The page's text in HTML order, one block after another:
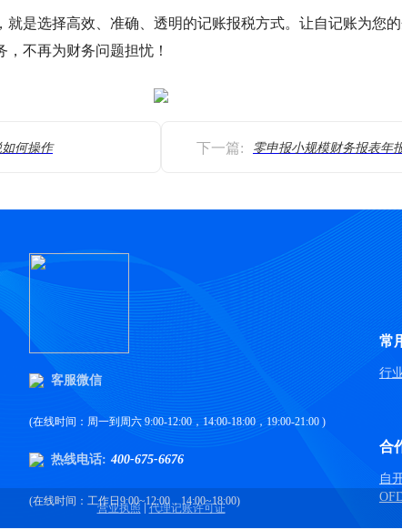
就是选择高效、准确、透明的记账报税方式。让自记账为您
不再为财务问题担忧！
何操作 下一篇:
客服微信
(在线时间：周一到周六 9:00-12:00，14:00-18:00，19:00-21:00 )
热线电话: 400-675-6676
(在线时间：工作日9:00~12:00，14:00~18:00)
常
行
合
自
营业执照 代理记账许可证